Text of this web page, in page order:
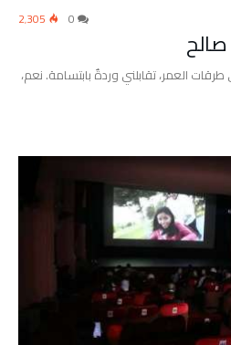
2٬305
العمر، تقابلني وردةٌ بابتسامة. نعم،